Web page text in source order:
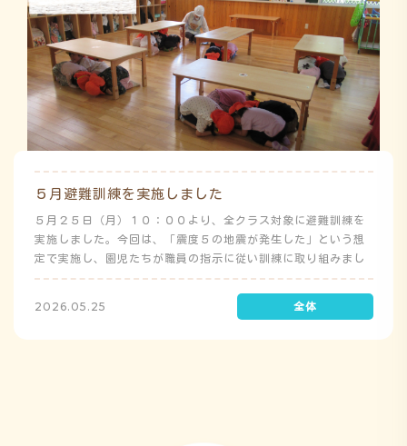
５月避難訓練を実施しました
５月２５日（月）１０：００より、全クラス対象に避難訓練を
実施しました。今回は、「震度５の地震が発生した」という想
定で実施し、園児たちが職員の指示に従い訓練に取り組みまし
た。前庭（駐車場）に全体集合をして人数確認をした後、各ク
ラスに戻り、主担任が防災関係の講話をしました。 ※当園は、
地震発生時は敷地内に避難することを想定（敷地面積が広いた
2026.05.25